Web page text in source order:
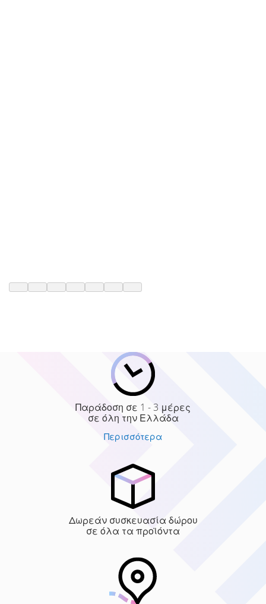
Παράδοση σε 1 - 3 μέρες
σε όλη την Ελλάδα
Περισσότερα
Δωρεάν συσκευασία δώρου
σε όλα τα προϊόντα